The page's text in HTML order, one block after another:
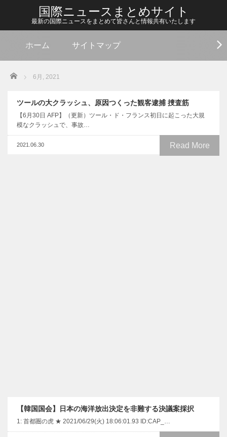
国際ニュースまとめサイト
最新の国際ニュースをまとめて皆さんと情報共有いたします
ホーム サイトマップ
Home 6月, 2021
ツールの大クラッシュ、原因つくった観客逮捕 捜査筋
【6月30日 AFP】（更新）ツール・ド・フランス初日に起こった大規
模なクラッシュで、事故…
Read More
2021.06.30
【韓国国会】日本の海洋放出決定を非難する決議案採択
1: 首都圏の虎 ★ 2021/06/29(火) 18:06:01.93 ID:CAP_…